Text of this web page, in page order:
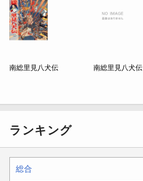
南総里見八犬伝 南総里見八犬伝
ランキング
総合